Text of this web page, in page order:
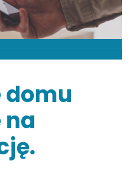
domu